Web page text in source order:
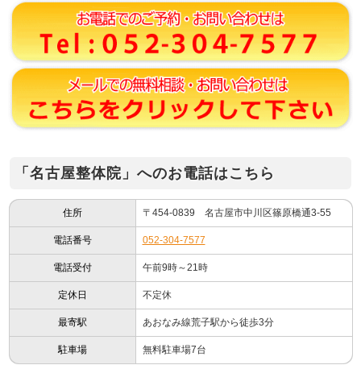
「名古屋整体院」へのお電話はこちら
住所 〒454-0839 名古屋市中川区篠原橋通3-55
電話番号 052-304-7577
電話受付 午前9時～21時
定休日 不定休
最寄駅 あおなみ線荒子駅から徒歩3分
駐車場 無料駐車場7台